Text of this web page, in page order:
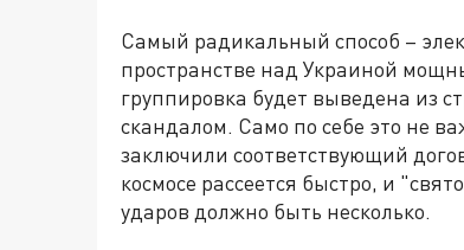
Самый радикальный способ –
пространстве над Украиной
группировка будет выведена из
скандалом. Само по себе это не
заключили соответствующий
космосе рассеется быстро, и
ударов должно быть несколько.